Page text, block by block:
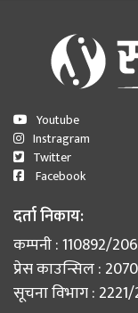
Facebook
Twitter
Instragram
Youtube
दर्ता निकाय:
कम्पनी : 110892/
प्रेस काउन्सिल :
सूचना विभाग :